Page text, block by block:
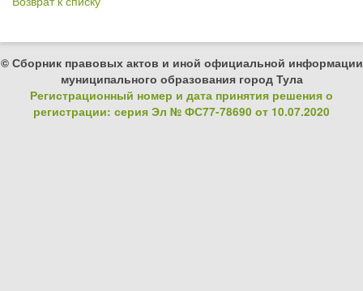
© Сборник правовых актов и иной официальной информации
муниципального образования город Тула
Регистрационный номер и дата принятия решения о
регистрации: серия Эл № ФС77-78690 от 10.07.2020